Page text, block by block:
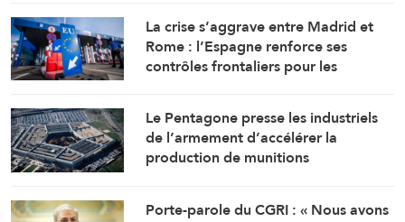
La crise s’aggrave entre Madrid et
Rome : l’Espagne renforce ses
contrôles frontaliers pour les
Le Pentagone presse les industriels
de l’armement d’accélérer la
production de munitions
Porte-parole du CGRI : « Nous avons